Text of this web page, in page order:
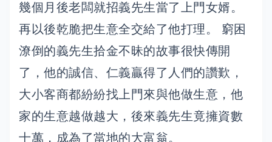
幾個月後老闆就招義先生當了上門女婿。
再以後乾脆把生意全交給了他打理。 窮困
潦倒的義先生拾金不昧的故事很快傳開
了，他的誠信、仁義贏得了人們的讚歎，
大小客商都紛紛找上門來與他做生意，他
家的生意越做越大，後來義先生竟擁資數
十萬，成為了當地的大富翁。